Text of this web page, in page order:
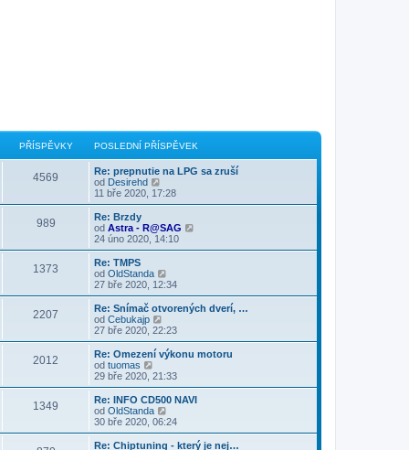
PŘÍSPĚVKY POSLEDNÍ PŘÍSPĚVEK
4569
Re: prepnutie na LPG sa zruší
od Desirehd
o
b
a
z
p
o
s
e
d
n
í
p
í
s
p
ě
v
e
k
11 bře 2020, 17:28
989
Re: Brzdy
od Astra - R@SAG
b
p
e
í
p
s
p
24 úno 2020, 14:10
1373
Re: TMPS
od OldStanda
o
b
r
z
t
p
o
s
e
n
í
p
27 bře 2020, 12:34
2207
Re: Snímač otvorených dverí, …
od Cebukajp
o
b
r
a
z
t
p
o
s
27 bře 2020, 22:23
2012
Re: Omezení výkonu motoru
od tuomas
o
b
r
a
z
t
29 bře 2020, 21:33
1349
Re: INFO CD500 NAVI
od OldStanda
o
b
30 bře 2020, 06:24
Re: Chiptuning - který je nej…